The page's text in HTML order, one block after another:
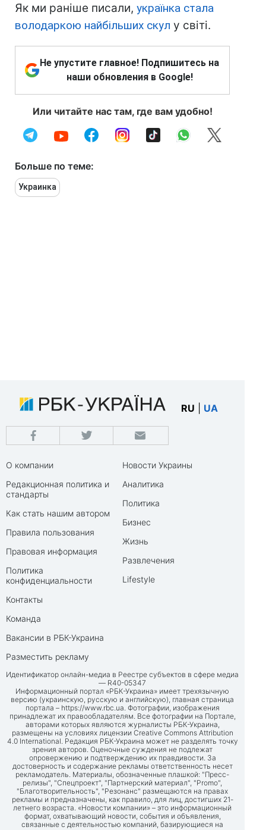
Як ми раніше писали, українка стала
володаркою найбільших скул у світі.
Не упустите главное! Подпишитесь на
наши обновления в Google!
Или читайте нас там, где вам удобно!
Больше по теме:
Украинка
RU UA
О компании
Редакционная политика и
стандарты
Как стать нашим автором
Правила пользования
Правовая информация
Политика
конфиденциальности
Контакты
Команда
Вакансии в РБК-Украина
Разместить рекламу
Новости Украины
Аналитика
Политика
Бизнес
Жизнь
Развлечения
Lifestyle
Идентификатор онлайн-медиа в Реестре субъектов в сфере медиа
— R40-05347
Информационный портал «РБК-Украина» имеет трехязычную
версию (украинскую, русскую и английскую), главная страница
портала – https://www.rbc.ua . Фотографии, изображения
принадлежат их правообладателям. Все фотографии на Портале,
авторами которых являются журналисты РБК-Украина,
размещены на условиях лицензии Creative Commons Attribution
4.0 International. Редакция РБК-Украина может не разделять точку
зрения авторов. Оценочные суждения не подлежат
опровержению и подтверждению их правдивости. За
достоверность и содержание рекламы ответственность несет
рекламодатель. Материалы, обозначенные плашкой: "Пресс-
релизы", "Спецпроект", "Партнерский материал", "Promo",
"Благотворительность", "Резонанс" размещаются на правах
рекламы и предназначены, как правило, для лиц, достигших 21-
летнего возраста. «Новости компании» – это информационный
формат, охватывающий новости, события и объявления,
связанные с деятельностью компаний, базирующиеся на